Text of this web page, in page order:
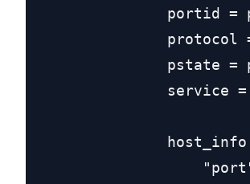
portid =
protocol
pstate =
service